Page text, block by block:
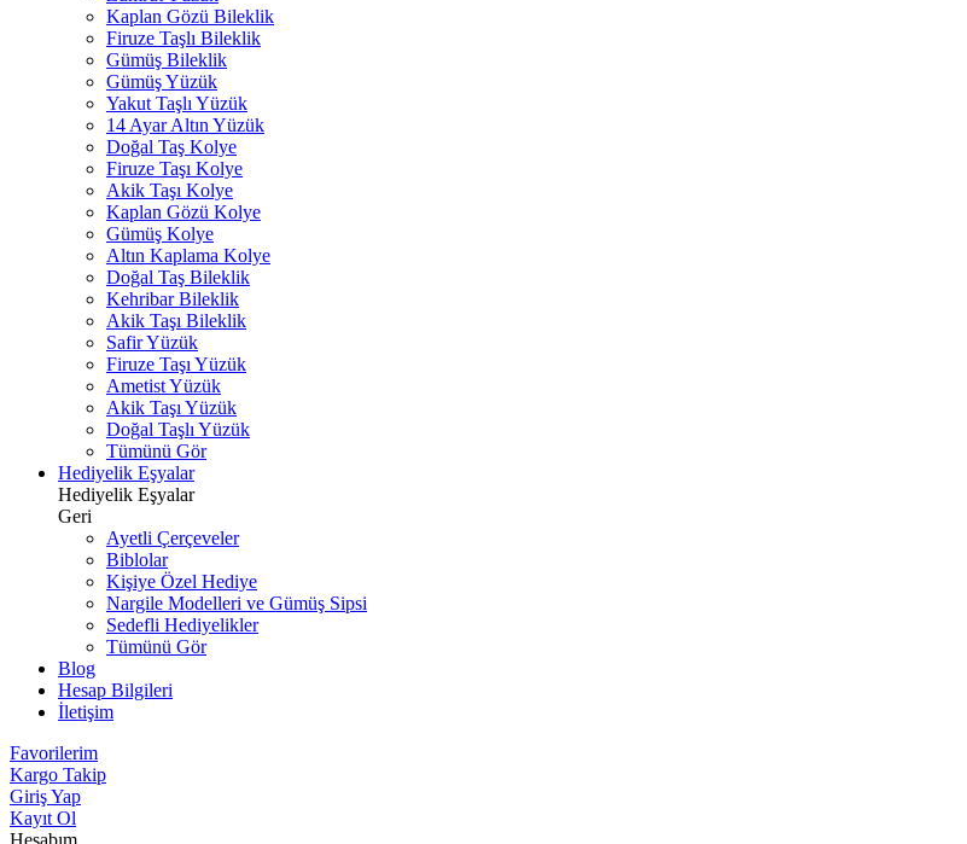
Kaplan Gözü Bileklik
Firuze Taşlı Bileklik
Gümüş Bileklik
Gümüş Yüzük
Yakut Taşlı Yüzük
14 Ayar Altın Yüzük
Doğal Taş Kolye
Firuze Taşı Kolye
Akik Taşı Kolye
Kaplan Gözü Kolye
Gümüş Kolye
Altın Kaplama Kolye
Doğal Taş Bileklik
Kehribar Bileklik
Akik Taşı Bileklik
Safir Yüzük
Firuze Taşı Yüzük
Ametist Yüzük
Akik Taşı Yüzük
Doğal Taşlı Yüzük
Tümünü Gör
Hediyelik Eşyalar
Hediyelik Eşyalar
Geri
Ayetli Çerçeveler
Biblolar
Kişiye Özel Hediye
Nargile Modelleri ve Gümüş Sipsi
Sedefli Hediyelikler
Tümünü Gör
Blog
Hesap Bilgileri
İletişim
Favorilerim
Kargo Takip
Giriş Yap
Kayıt Ol
Hesabım